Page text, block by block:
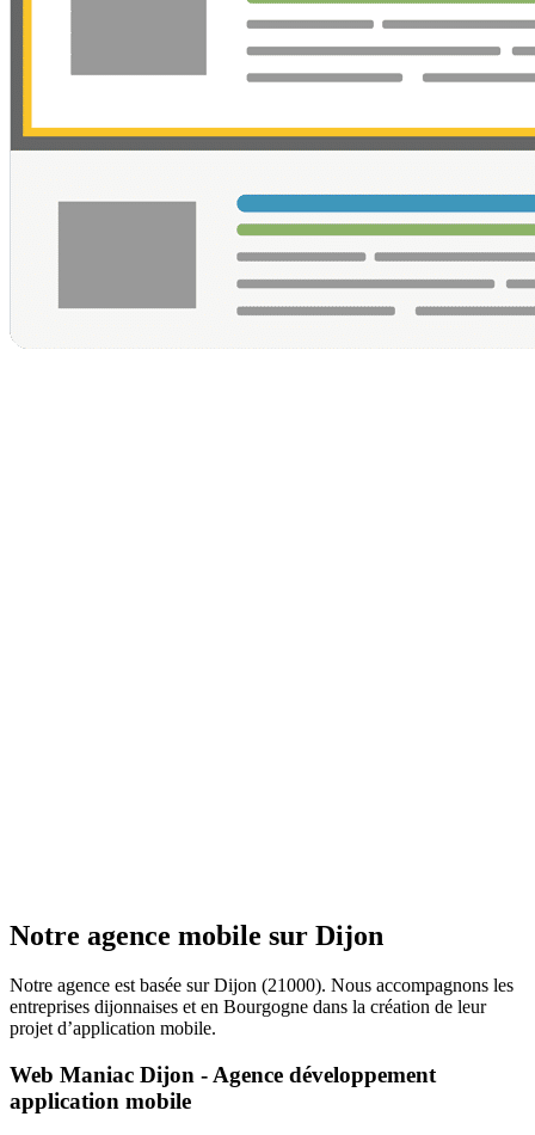
Notre agence mobile sur Dijon
Notre agence est basée sur Dijon (21000). Nous accompagnons les
entreprises dijonnaises et en Bourgogne dans la création de leur
projet d’application mobile.
Web Maniac Dijon - Agence développement
application mobile